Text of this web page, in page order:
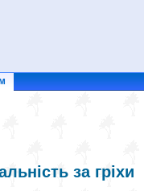
за гріхи